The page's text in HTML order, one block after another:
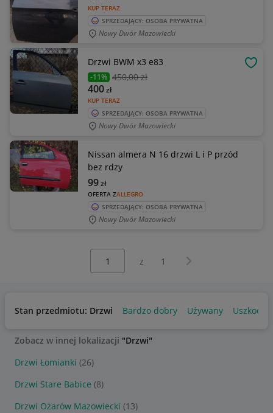
KUP TERAZ
SPRZEDAJĄCY: OSOBA PRYWATNA
Nowy Dwór Mazowiecki
Drzwi BWM x3 e83
-11% 450,00 zł
KUP TERAZ
400zł
SPRZEDAJĄCY: OSOBA PRYWATNA
Nowy Dwór Mazowiecki
Nissan almera N 16 drzwi L i P przód
bez rdzy
OFERTA ZALLEGRO
99zł
SPRZEDAJĄCY: OSOBA PRYWATNA
Nowy Dwór Mazowiecki
z 1 Następna strona
Stan przedmiotu: Drzwi Bardzo dobry Używany
Zobacz w innej lokalizacji "Drzwi"
Drzwi Łomianki (26)
Drzwi Stare Babice (8)
Drzwi Ożarów Mazowiecki (13)